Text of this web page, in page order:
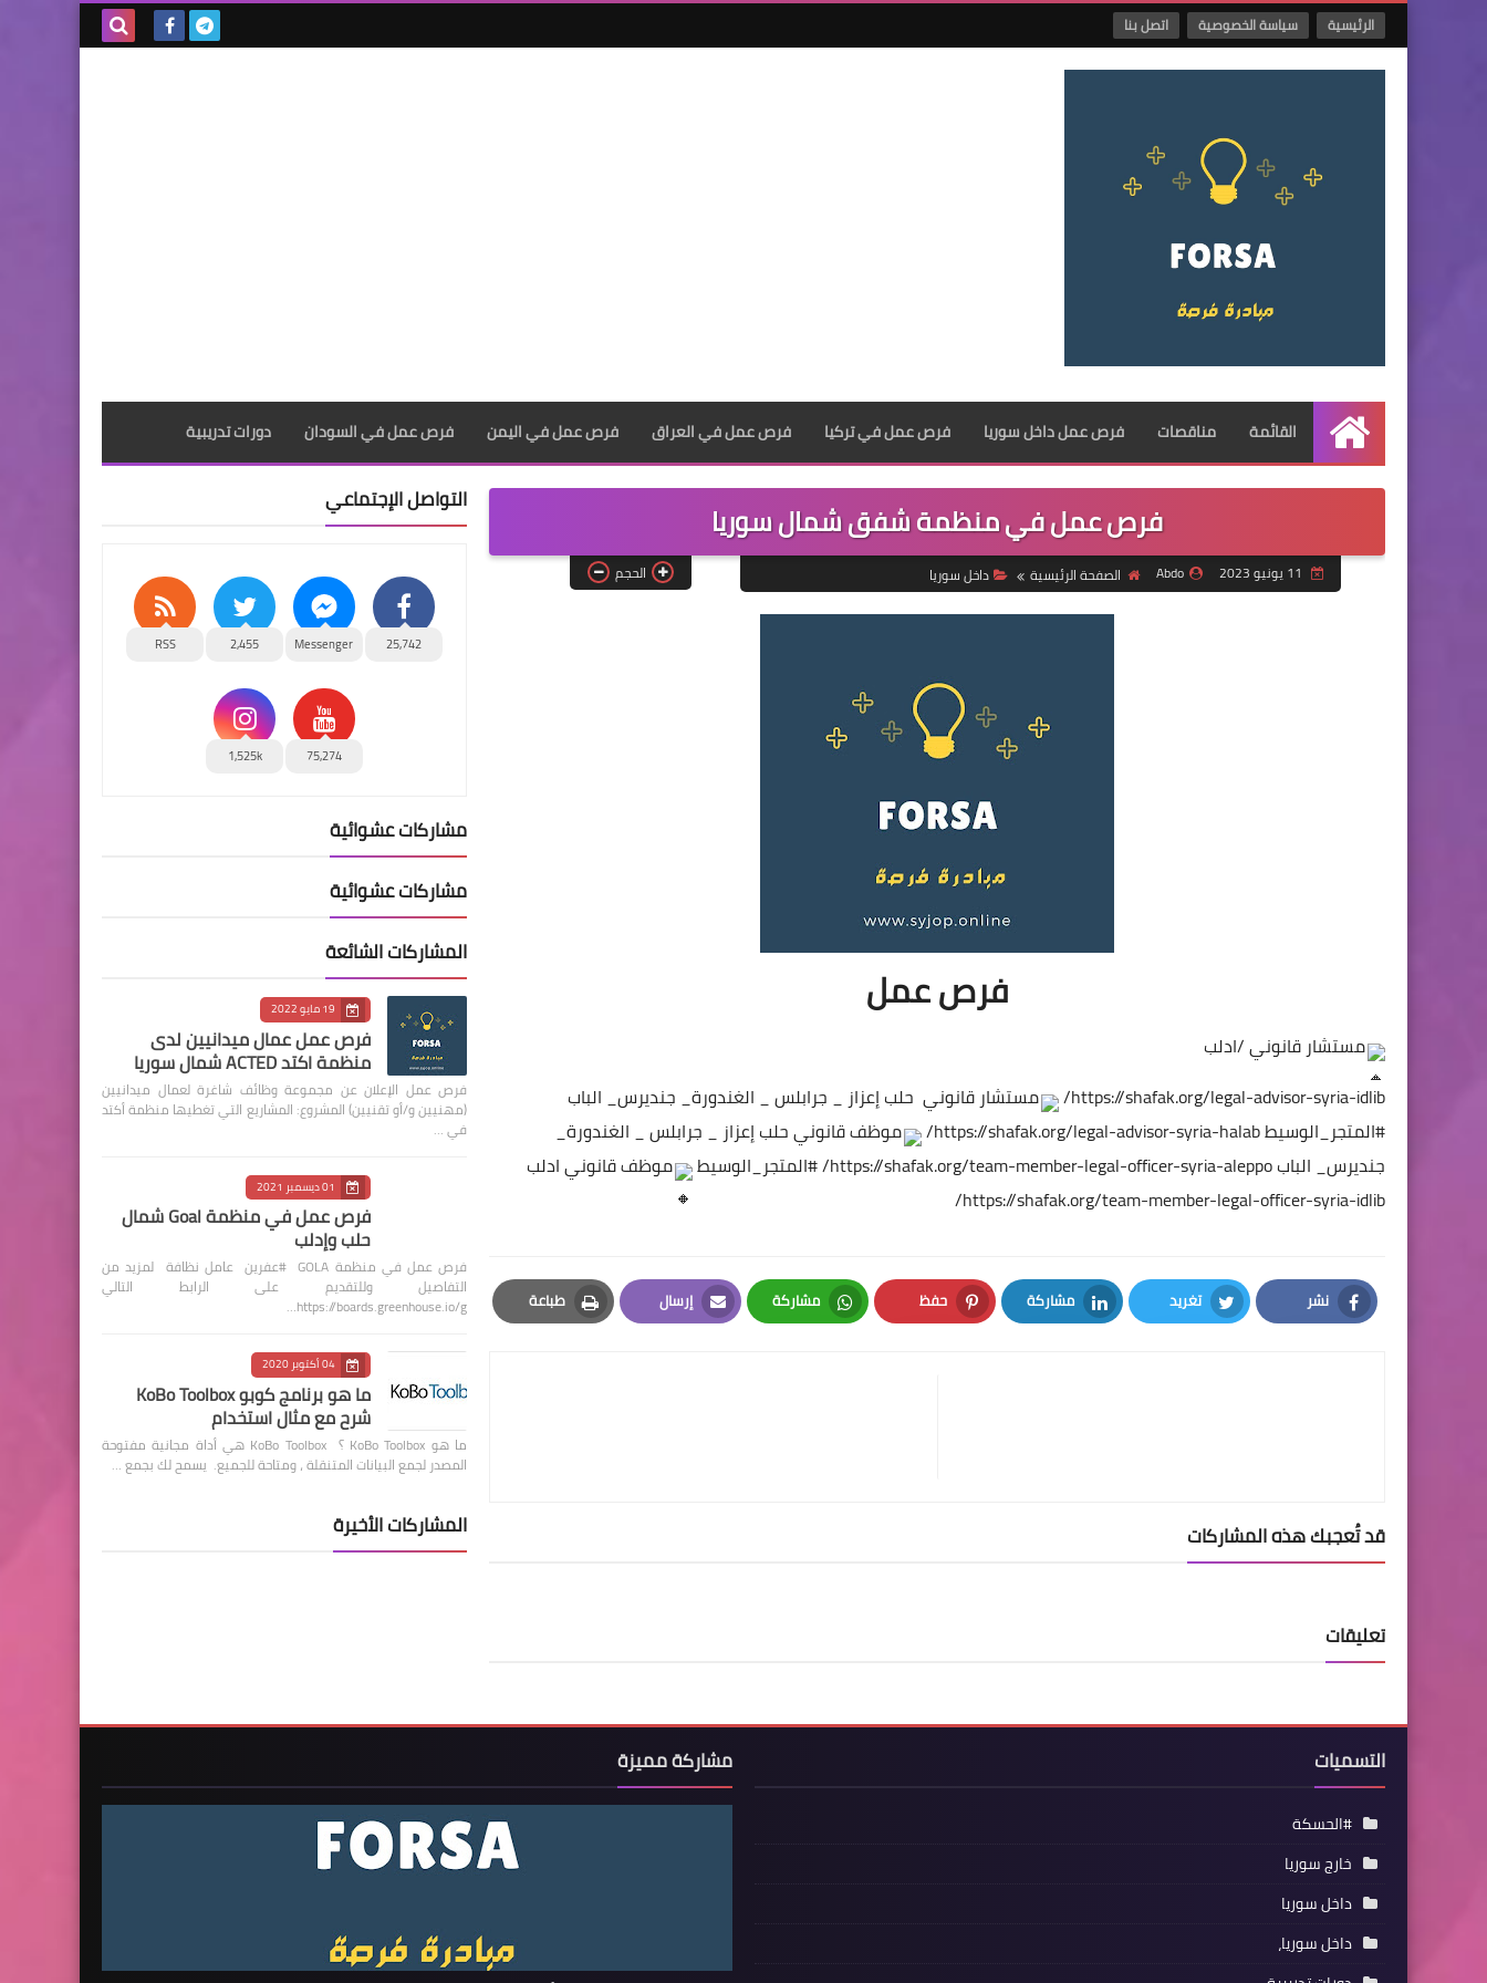
الرئيسية سياسة الخصوصية اتصل بنا
الرئيسية
القائمة مناقصات فرص عمل داخل سوريا فرص عمل في تركيا فرص عمل في العراق فرص عمل في اليمن فرص عمل في السودان دورات تدريبية
فرص عمل في منظمة شفق شمال سوريا
Abdo الصفحة الرئيسية داخل سوريا الحجم
فرص عمل
مستشار قانوني /ادلب
https://shafak.org/legal-advisor-syria-idlib/
مستشار قانوني حلبإعزاز _ جرابلس _ الغندورة_ جنديرس_ الباب
#المتجر_الوسيطhttps://shafak.org/legal-advisor-syria-halab/ موظف قانوني حلبإعزاز _ جرابلس _ الغندورة_
جنديرس_ البابhttps://shafak.org/team-member-legal-officer-syria-aleppo/ #المتجر_الوسيط
موظف قانوني ادلب
https://shafak.org/team-member-legal-officer-syria-idlib/
نشر
Facebook
تغريد
Twitter
مشاركة
LinkedIn
حفظ
Pinterest
مشاركة
Whatsapp
إرسال
Email
طباعة
Print
قد تُعجبك هذه المشاركات
تعليقات
التواصل الإجتماعي
25,742
Messenger
2,455
RSS
75,274
1,525k
مشاركات عشوائية
مشاركات عشوائية
المشاركات الشائعة
19 مايو 2022
فرص عمل عمال ميدانيين لدى
منظمة اكتد ACTED شمال سوريا
فرص عمل الإعلان عن مجموعة وظائف شاغرة لعمال ميدانيين
(مهنيين و/أو تقنيين) المشروع: المشاريع التي تغطيها منظمة أكتد
في …
01 ديسمبر 2021
فرص عمل في منظمة Goal شمال
حلب وإدلب
فرص عمل في منظمة GOLA #عفرين عامل نظافة لمزيد من
التفاصيل وللتقديم على الرابط التالي
https://boards.greenhouse.io/g…
04 أكتوبر 2020
ما هو برنامج كوبو KoBo Toolbox
شرح مع مثال استخدام
ما هو KoBo Toolbox ؟ KoBo Toolbox هي أداة مجانية مفتوحة
المصدر لجمع البيانات المتنقلة ، ومتاحة للجميع. يسمح لك بجمع …
المشاركات الأخيرة
التسميات
#الحسكة
خارج سوريا
داخل سوريا
داخل سوريا،
مشاركة مميزة